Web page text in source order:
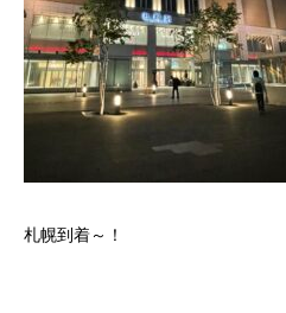
札幌到着～！